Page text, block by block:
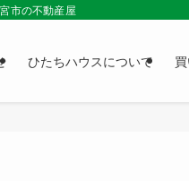
市の不動産屋
ひたちハウスについて